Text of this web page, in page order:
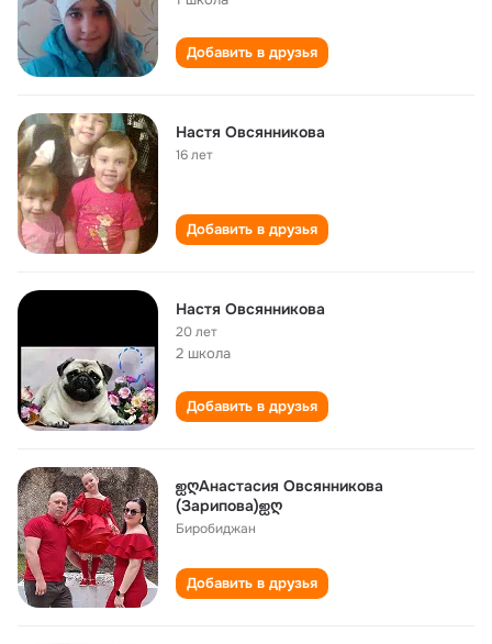
Добавить в друзья
Настя Овсянникова
16 лет
Добавить в друзья
Настя Овсянникова
20 лет
2 школа
Добавить в друзья
ஐღАнастасия Овсянникова
(Зарипова)ஐღ
Биробиджан
Добавить в друзья